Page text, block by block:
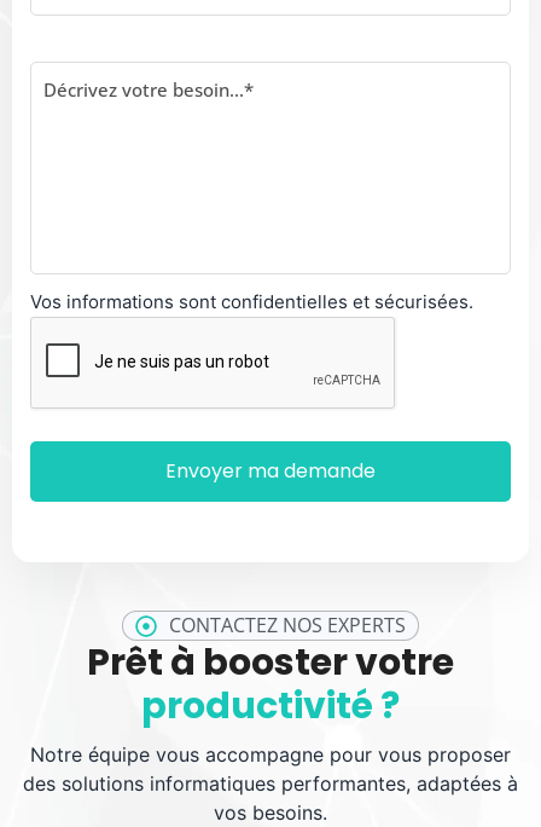
CONTACTEZ NOS EXPERTS
Prêt à booster votre
productivité ?
Notre équipe vous accompagne pour vous proposer
des solutions informatiques performantes, adaptées à
vos besoins.
Vos informations sont confidentielles et sécurisées.